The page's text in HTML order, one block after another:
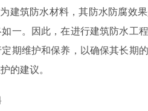
建筑防水材料，其防水防腐效
一。因此，在进行建筑防水工
期维护和保养，以确保其长期
的建议。